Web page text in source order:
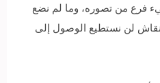
فرع من تصوره، وما لم نضع
لن نستطيع الوصول إلى